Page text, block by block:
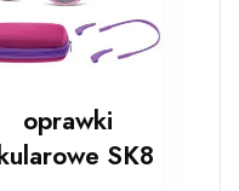
oprawki
SK8